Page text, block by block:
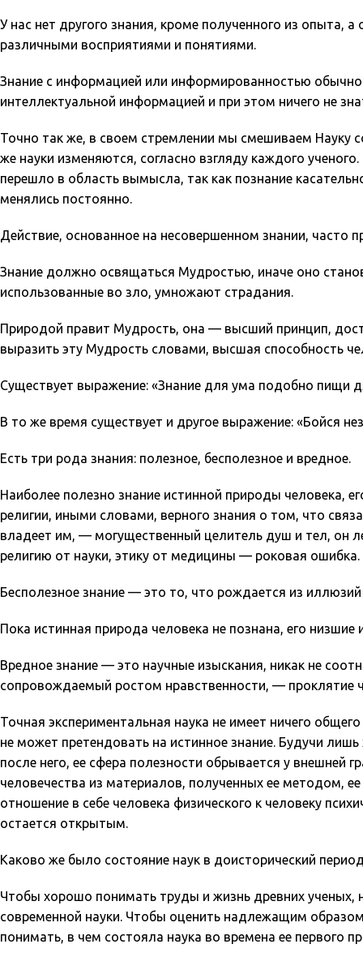
У нас нет другого знания, кроме полученного из опыта,
различными восприятиями и понятиями.
Знание с информацией или информированностью
интеллектуальной информацией и при этом ничего не
Точно так же, в своем стремлении мы смешиваем Науку
же науки изменяются, согласно взгляду каждого
перешло в область вымысла, так как познание
менялись постоянно.
Действие, основанное на несовершенном знании, часто
Знание должно освящаться Мудростью, иначе оно
использованные во зло, умножают страдания.
Природой правит Мудрость, она — высший принцип,
выразить эту Мудрость словами, высшая способность
Существует выражение: «Знание для ума подобно пищи
В то же время существует и другое выражение: «Бойся
Есть три рода знания: полезное, бесполезное и вредное.
Наиболее полезно знание истинной природы человека,
религии, иными словами, верного знания о том, что
владеет им, — могущественный целитель душ и тел, он
религию от науки, этику от медицины — роковая ошибка.
Бесполезное знание — это то, что рождается из
Пока истинная природа человека не познана, его
Вредное знание — это научные изыскания, никак не
сопровождаемый ростом нравственности, — проклятие
Точная экспериментальная наука не имеет ничего
не может претендовать на истинное знание. Будучи
после него, ее сфера полезности обрывается у внешней
человечества из материалов, полученных ее методом,
отношение в себе человека физического к человеку
остается открытым.
Каково же было состояние наук в доисторический
Чтобы хорошо понимать труды и жизнь древних ученых,
современной науки. Чтобы оценить надлежащим
понимать, в чем состояла наука во времена ее первого